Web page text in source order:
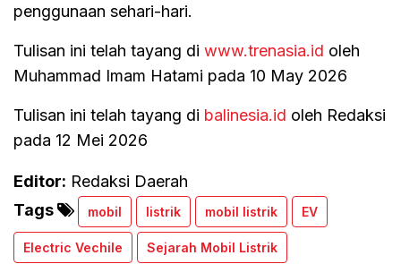
penggunaan sehari-hari.
Tulisan ini telah tayang di www.trenasia.id oleh
Muhammad Imam Hatami pada 10 May 2026
Tulisan ini telah tayang di balinesia.id oleh Redaksi
pada 12 Mei 2026
Editor: Redaksi Daerah
Tags
mobil listrik mobil listrik EV
Electric Vechile Sejarah Mobil Listrik